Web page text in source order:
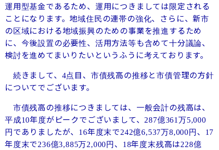
運用型基金であるため、運用につきましては限定される
ことになります。地域住民の連帯の強化、さらに、新市
の区域における地域振興のための事業を推進するため
に、今後設置の必要性、活用方法等も含めて十分議論、
検討を進めてまいりたいというふうに考えております。
続きまして、
4点目、市債残高の推移と市債管理の方針
についてでございます。
市債残高の推移につきましては、一般会計の残高は、
平成10年度がピークでございまして、287億361万5,000
円でありましたが、 16年度末で242億6,537万8,000円、 17
年度末で236億3,885万2,000円、 18年度末残高は228億